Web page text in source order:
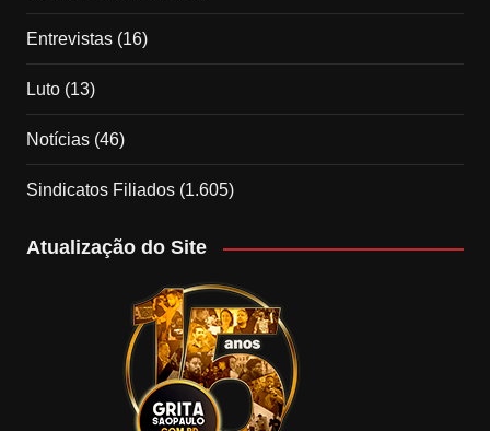
Entrevistas(16)
Luto(13)
Notícias(46)
Sindicatos Filiados(1.605)
Atualização do Site